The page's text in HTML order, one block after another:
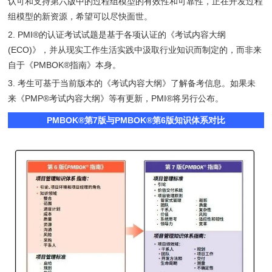
组模型的新资源，希望可以尽快面世。
2. PMI®的认证考试试题是基于各项认证的《考试内容大纲
(ECO)》，并从现实工作生活实践中汲取行业知识而制定的，而非来
自于《PMBOK®指南》本身。
3. 考生可基于当前版本的《考试内容大纲》了解备考信息。如果未
来《PMP®考试内容大纲》等有更新，PMI®将另行公布。
PMBOK®第7版与PMBOK®第6版知识体系对比